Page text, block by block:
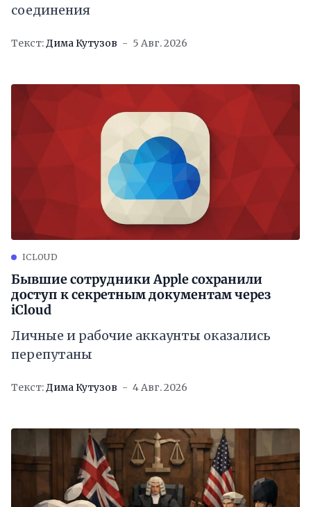
соединения
Текст:Дима Кутузов 5 Авг. 2026
ICLOUD
Бывшие сотрудники Apple сохранили
доступ к секретным документам через
iCloud
Личные и рабочие аккаунты оказались
перепутаны
Текст:Дима Кутузов 4 Авг. 2026